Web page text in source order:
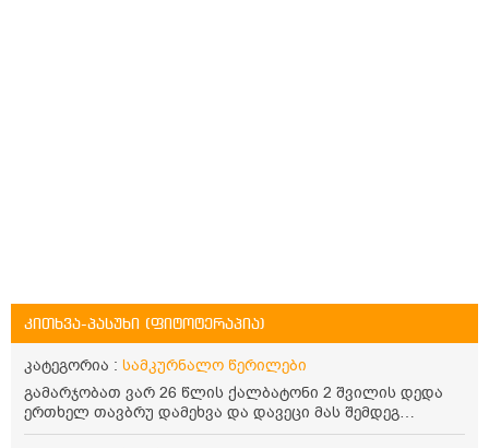
კითხვა-პასუხი (ფიტოტერაპია)
კატეგორია : სამკურნალო წერილები
გამარჯობათ ვარ 26 წლის ქალბატონი 2 შვილის დედა
ერთხელ თავბრუ დამეხვა და დავეცი მას შემდეგ
დამეწყო შიშები ვეღარ გავდიოდი გარეთ რადგან ისევ